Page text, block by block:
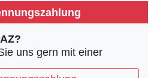
uns gern mit einer